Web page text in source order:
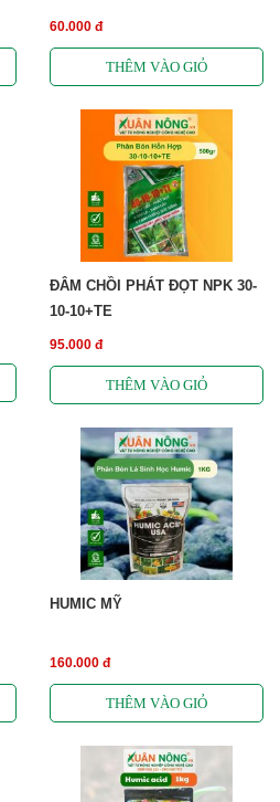
60.000 đ
ĐÂM CHỒI PHÁT ĐỌT NPK 30-
10-10+TE
95.000 đ
HUMIC MỸ
160.000 đ